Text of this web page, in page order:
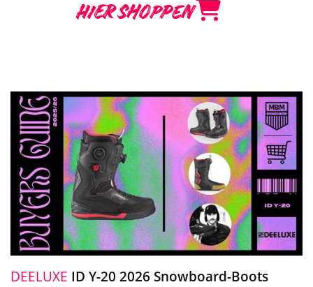
HIER SHOPPEN
DEELUXE ID Y-20 2026 Snowboard-Boots